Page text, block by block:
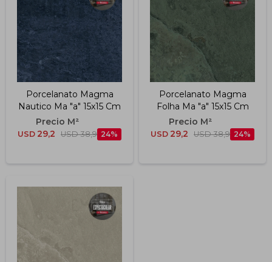
Porcelanato Magma
Nautico Ma "a" 15x15 Cm
USD 29,2 USD 38,9 24
Porcelanato Magma
Folha Ma "a" 15x15 Cm
USD 29,2 USD 38,9 24